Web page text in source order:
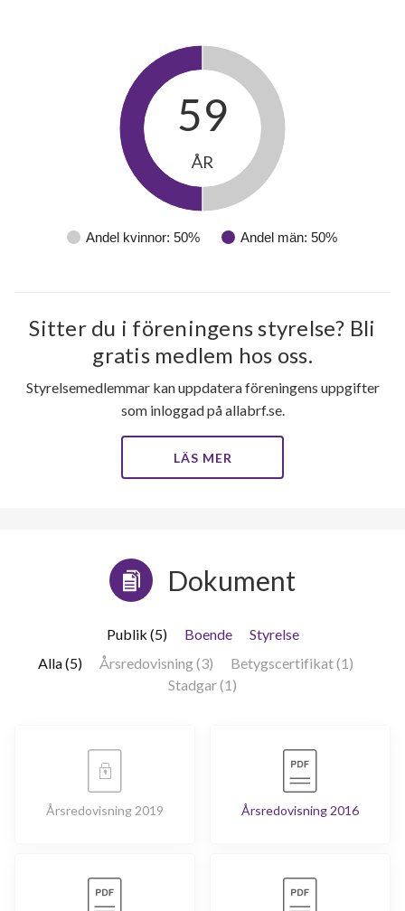
Andel kvinnor: 50% Andel män: 50%
59
ÅR
Sitter du i föreningens styrelse? Bli
gratis medlem hos oss.
Styrelsemedlemmar kan uppdatera föreningens uppgifter
som inloggad på allabrf.se.
LÄS MER
Dokument
Publik (5) Boende
Styrelse
Alla (5)
Årsredovisning (3)
Betygscertifikat (1)
Stadgar (1)
Årsredovisning 2019 Årsredovisning 2016